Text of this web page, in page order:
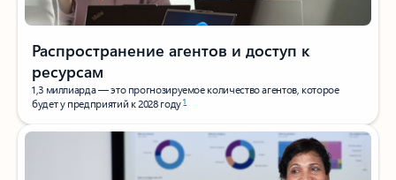
Распространение агентов и доступ к
ресурсам
1,3 миллиарда — это прогнозируемое количество агентов, которое
будет у предприятий к 2028 году1